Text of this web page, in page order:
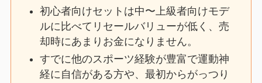
初心者向けセットは中〜上級者向けモデ
ルに比べてリセールバリューが低く、売
却時にあまりお金になりません。
すでに他のスポーツ経験が豊富で運動神
経に自信がある方や、最初からがっつり